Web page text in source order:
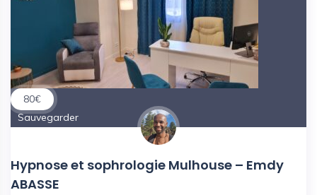
80€
Sauvegarder
Hypnose et sophrologie Mulhouse – Emdy
ABASSE